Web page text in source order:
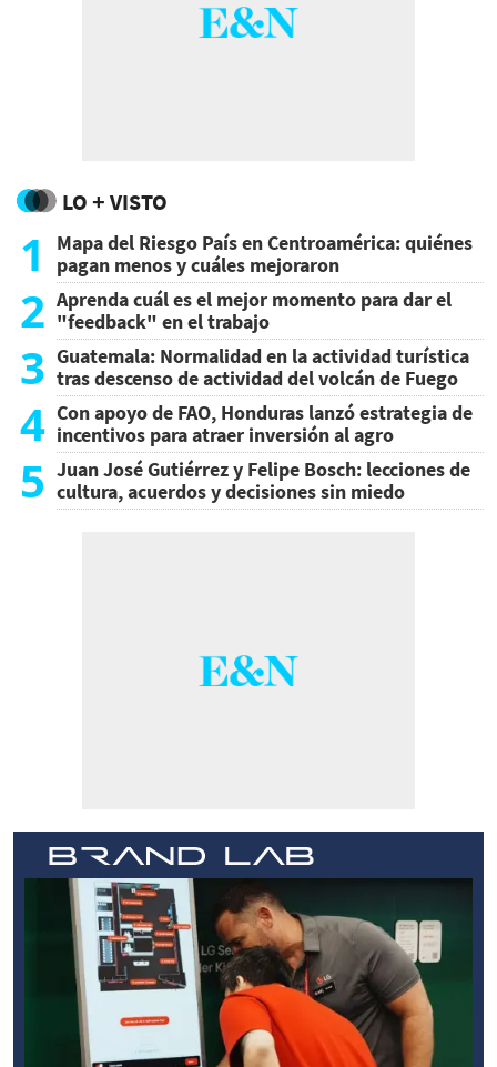
LO + VISTO
1
Mapa del Riesgo País en Centroamérica: quiénes
pagan menos y cuáles mejoraron
2 Aprenda cuál es el mejor momento para dar el
"feedback" en el trabajo
3 Guatemala: Normalidad en la actividad turística
tras descenso de actividad del volcán de Fuego
4 Con apoyo de FAO, Honduras lanzó estrategia de
incentivos para atraer inversión al agro
5 Juan José Gutiérrez y Felipe Bosch: lecciones de
cultura, acuerdos y decisiones sin miedo